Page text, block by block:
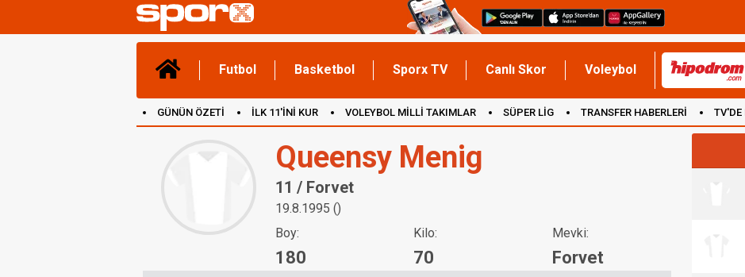
Futbol Basketbol Sporx TV Canlı Skor Voleybol
GÜNÜN ÖZETİ İLK 11'İNİ KUR VOLEYBOL MİLLİ TAKIMLAR SÜPER LİG TRANSFER HABERLERİ TV'DE
Queensy Menig
11 / Forvet
19.8.1995 ()
Boy:
180
Kilo:
70
Mevki:
Forvet